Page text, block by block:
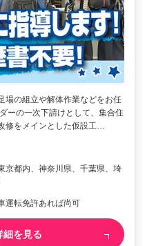
場の組立や解体作業などをお任
ーの一次下請けとして、集合住
修をメインとした仮設工…
京都内、神奈川県、千葉県、埼
運転免許あれば尚可
細を見る